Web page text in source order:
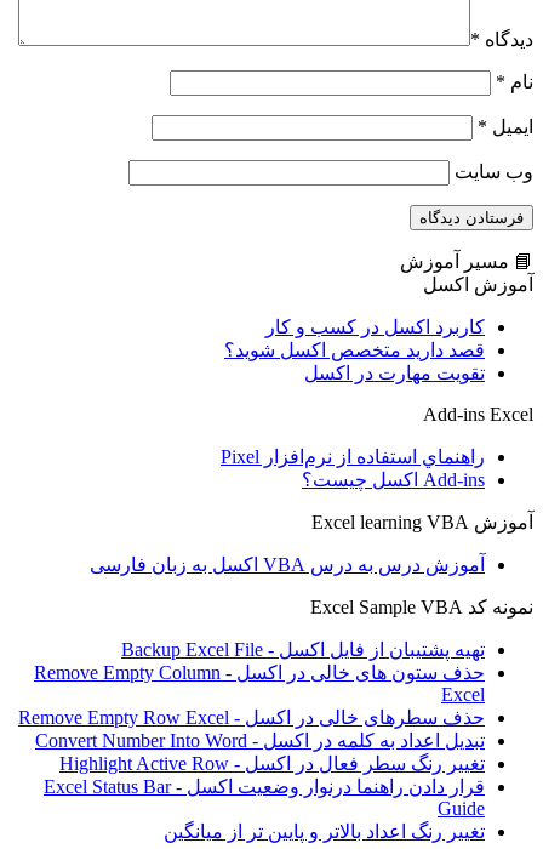
دیدگاه *
نام *
ایمیل *
وب‌ سایت
📘 مسیر آموزش
آموزش اکسل
کاربرد اکسل در کسب و کار
قصد دارید متخصص اکسل شوید؟
تقویت مهارت در اکسل
Add-ins Excel
راهنماي استفاده از نرم‌افزار Pixel
Add-ins اکسل چیست؟
آموزش Excel learning VBA
آموزش درس به درس VBA اکسل به زبان فارسی
نمونه کد Excel Sample VBA
تهیه پشتیبان از فایل اکسل - Backup Excel File
حذف ستون های خالی در اکسل - Remove Empty Column
Excel
حذف سطرهای خالی در اکسل - Remove Empty Row Excel
تبدیل اعداد به کلمه در اکسل - Convert Number Into Word
تغییر رنگ سطر فعال در اکسل - Highlight Active Row
قرار دادن راهنما درنوار وضعیت اکسل - Excel Status Bar
Guide
تغییر رنگ اعداد بالاتر و پایین تر از میانگین